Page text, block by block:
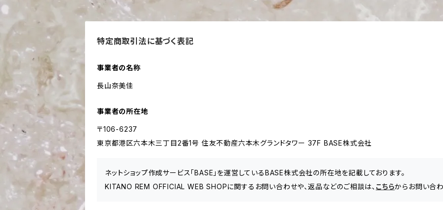
特定商取引法に基づく表記
事業者の名称
長山奈美佳
事業者の所在地
〒106-6237
東京都港区六本木三丁目2番1号 住友不動産六本木グランドタワー 37F BASE株式会社
ネットショップ作成サービス「BASE」を運営しているBASE株式会社の所在地を記載しております。
KITANO REM OFFICIAL WEB SHOPに関するお問い合わせや、返品などのご相談は、 こちらからお問い合